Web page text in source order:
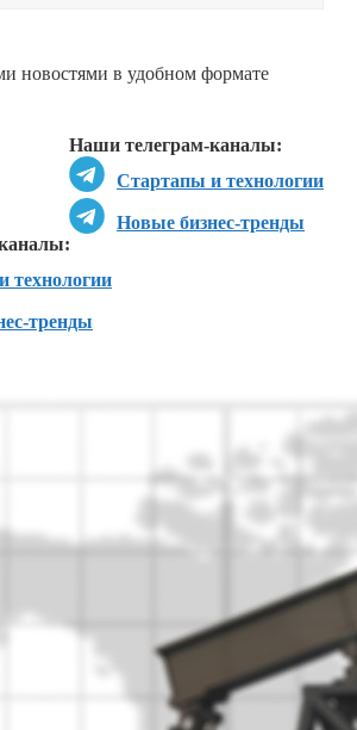
новостями в удобном формате
Наши телеграм-каналы:
Стартапы и технологии
Новые бизнес-тренды
технологии
тренды